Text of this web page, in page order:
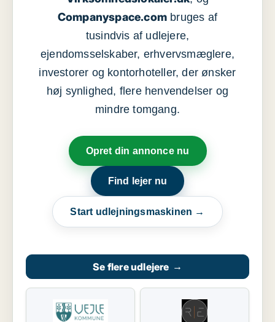
Companyspace.com bruges af
tusindvis af udlejere,
ejendomsselskaber, erhvervsmæglere,
investorer og kontorhoteller, der ønsker
høj synlighed, flere henvendelser og
mindre tomgang.
Opret din annonce nu
Find lejer nu
Start udlejningsmaskinen →
Se flere udlejere →